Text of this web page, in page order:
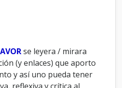
se leyera / mirara
(y enlaces) que aporto
y así uno pueda tener